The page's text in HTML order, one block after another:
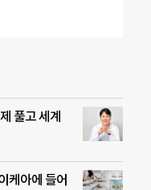
풀고 세계
케아에 들어